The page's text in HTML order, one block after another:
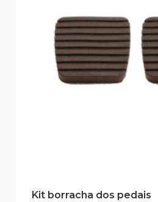
Kit borracha dos pedais